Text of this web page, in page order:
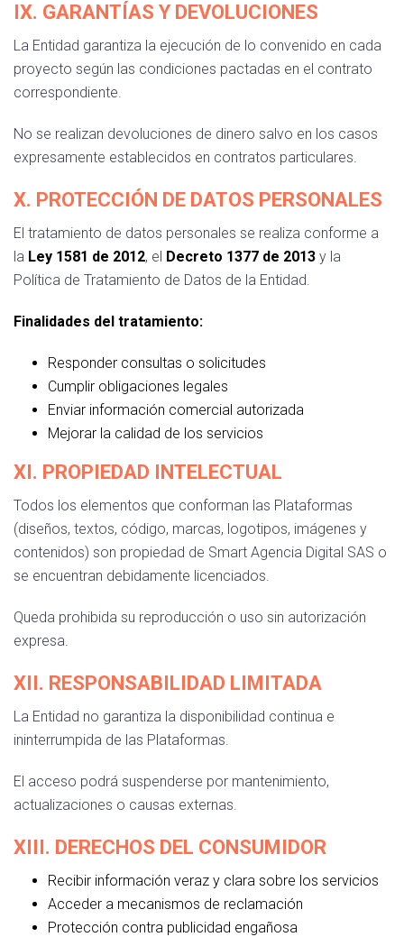
IX. GARANTÍAS Y DEVOLUCIONES
La Entidad garantiza la ejecución de lo convenido en cada
proyecto según las condiciones pactadas en el contrato
correspondiente.
No se realizan devoluciones de dinero salvo en los casos
expresamente establecidos en contratos particulares.
X. PROTECCIÓN DE DATOS PERSONALES
El tratamiento de datos personales se realiza conforme a
la Ley 1581 de 2012, el Decreto 1377 de 2013 y la
Política de Tratamiento de Datos de la Entidad.
Finalidades del tratamiento:
Responder consultas o solicitudes
Cumplir obligaciones legales
Enviar información comercial autorizada
Mejorar la calidad de los servicios
XI. PROPIEDAD INTELECTUAL
Todos los elementos que conforman las Plataformas
(diseños, textos, código, marcas, logotipos, imágenes y
contenidos) son propiedad de Smart Agencia Digital SAS o
se encuentran debidamente licenciados.
Queda prohibida su reproducción o uso sin autorización
expresa.
XII. RESPONSABILIDAD LIMITADA
La Entidad no garantiza la disponibilidad continua e
ininterrumpida de las Plataformas.
El acceso podrá suspenderse por mantenimiento,
actualizaciones o causas externas.
XIII. DERECHOS DEL CONSUMIDOR
Recibir información veraz y clara sobre los servicios
Acceder a mecanismos de reclamación
Protección contra publicidad engañosa